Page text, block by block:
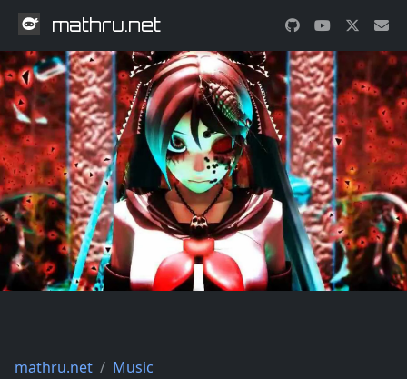
mathru.net
mathru.net
Music